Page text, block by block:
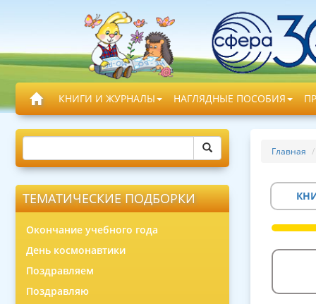
КНИГИ И ЖУРНАЛЫ НАГЛЯДНЫЕ ПОСОБИЯ
ТЕМАТИЧЕСКИЕ ПОДБОРКИ
Окончание учебного года
День космонавтики
Поздравляем
Поздравляю
Главная